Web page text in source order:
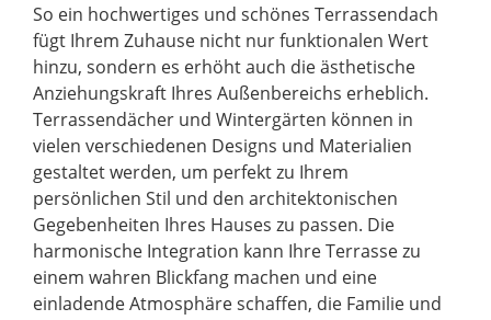
So ein hochwertiges und schönes Terrassendach
fügt Ihrem Zuhause nicht nur funktionalen Wert
hinzu, sondern es erhöht auch die ästhetische
Anziehungskraft Ihres Außenbereichs erheblich.
Terrassendächer und Wintergärten können in
vielen verschiedenen Designs und Materialien
gestaltet werden, um perfekt zu Ihrem
persönlichen Stil und den architektonischen
Gegebenheiten Ihres Hauses zu passen. Die
harmonische Integration kann Ihre Terrasse zu
einem wahren Blickfang machen und eine
einladende Atmosphäre schaffen, die Familie und